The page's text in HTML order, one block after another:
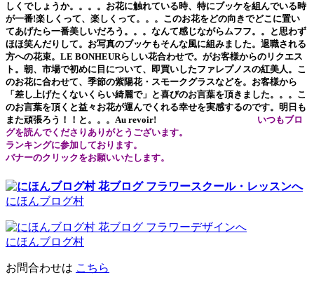
しくでしょうか。。。。お花に触れている時、特にブッケを組んでいる時
が一番!楽しくって、楽しくって。。。このお花をどの向きでどこに置い
てあげたら一番美しいだろう。。。なんて感じながらムフフ。。と思わず
ほほ笑んだりして。お写真のブッケもそんな風に組みました。退職される
方への花束。LE BONHEURらしい花合わせで。がお客様からのリクエス
ト。朝、市場で初めに目について、即買いしたファレプノスの紅美人。こ
のお花に合わせて、 季節の紫陽花・スモークグラスなどを。お客様から
「差し上げたくないくらい綺麗で」と喜びのお言葉を頂きました。。。こ
のお言葉を頂くと益々お花が運んでくれる幸せを実感するのです。明日も
また頑張ろう！！と。。。Au revoir! いつもブロ
グを読んでくださりありがとうございます。
ランキングに参加しております。
バナーのクリックをお願いいたします。
にほんブログ村
にほんブログ村
お問合わせは こちら